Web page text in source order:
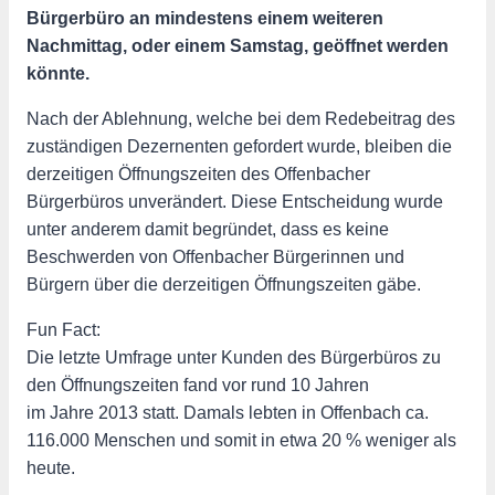
Bürgerbüro an mindestens einem weiteren
Nachmittag, oder einem Samstag, geöffnet werden
könnte.
Nach der Ablehnung, welche bei dem Redebeitrag des
zuständigen Dezernenten gefordert wurde, bleiben die
derzeitigen Öffnungszeiten des Offenbacher
Bürgerbüros unverändert. Diese Entscheidung wurde
unter anderem damit begründet, dass es keine
Beschwerden von Offenbacher Bürgerinnen und
Bürgern über die derzeitigen Öffnungszeiten gäbe.
Fun Fact:
Die letzte Umfrage unter Kunden des Bürgerbüros zu
den Öffnungszeiten fand vor rund 10 Jahren
im Jahre 2013 statt. Damals lebten in Offenbach ca.
116.000 Menschen und somit in etwa 20 % weniger als
heute.